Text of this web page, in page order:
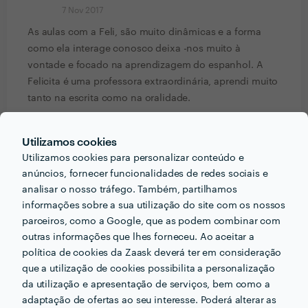
Utilizamos cookies
Utilizamos cookies para personalizar conteúdo e
anúncios, fornecer funcionalidades de redes sociais e
analisar o nosso tráfego. Também, partilhamos
informações sobre a sua utilização do site com os nossos
parceiros, como a Google, que as podem combinar com
outras informações que lhes forneceu. Ao aceitar a
política de cookies da Zaask deverá ter em consideração
que a utilização de cookies possibilita a personalização
da utilização e apresentação de serviços, bem como a
adaptação de ofertas ao seu interesse. Poderá alterar as
7 Nov 2017
As aulas com a Feli, são muito dinâmicas e a forma
como ela interage conosco deixa -nos muito à
vontade e focado na aprendizagem do espanhol. A
Felicita é uma professora extraordinária, aprendi muito
tanto na escrita como na oralidade.
Isabel carimbo
6 Nov 2017
Excelente professora de espanhol, sempre com muita
atenção e cuidado com os alunos.
fatima ribe
Trabalho realizado fora da plataforma